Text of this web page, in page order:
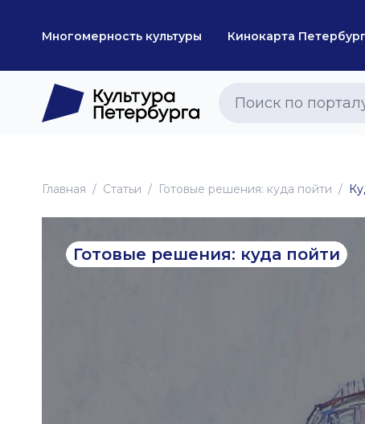
Многомерность культуры Кинокарта
Главная Статьи Готовые решения: куда пойти
Готовые решения: куда пойти